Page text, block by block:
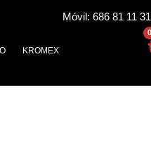
Móvil: 686 81 11 31
KROMEX